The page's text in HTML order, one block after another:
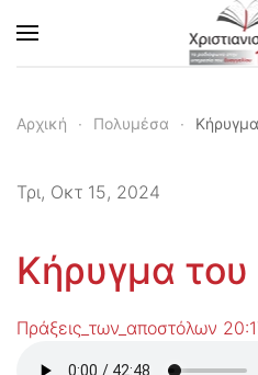
Skip to main content
Αρχική Πολυμέσα
Τρι, Οκτ 15, 2024
Κήρυγμα του
Πράξεις_των_αποστόλων